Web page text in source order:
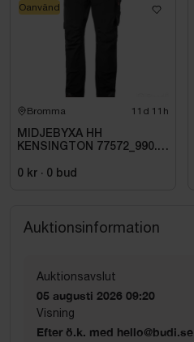
Bromma 11d 11h
MIDJEBYXA HH
KENSINGTON 77572_990.
0 kr · 0 bud
Oanvänd
Auktionsinformation
Auktionsavslut
05 augusti 2026 09:20
Visning
Efter ö.k. med hello@budi.se